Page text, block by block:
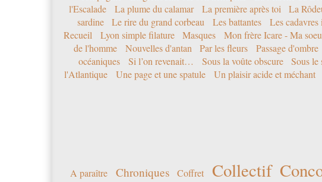
l'Escalade
La plume du calamar La première après toi La
sardine
Le rire du grand corbeau Les battantes Les
Recueil
Lyon simple filature Masques Mon frère Icare - Ma
de l'homme
Nouvelles d'antan Par les fleurs Passage d'ombre
océaniques
Si l’on revenait… Sous la voûte obscure Sous le
l'Atlantique
Une page et une spatule Un plaisir acide et méchant
A paraître Chroniques Coffret Collectif